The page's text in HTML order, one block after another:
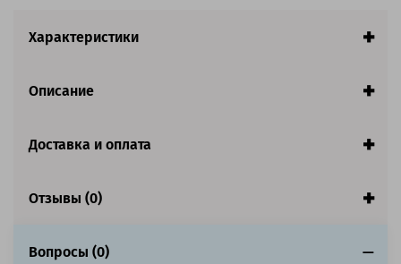
Характеристики
Описание
Доставка и оплата
Отзывы (0)
Вопросы (0)